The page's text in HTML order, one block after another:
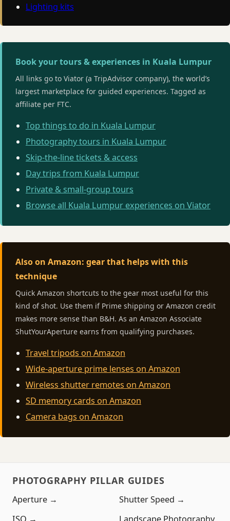
Lighting kits
Book your tours & experiences in Kuala Lumpur
All links go to Viator (a TripAdvisor company), the world’s
largest marketplace for guided experiences. Tagged as
affiliate per FTC.
Top things to do in Kuala Lumpur
Photography tours in Kuala Lumpur
Skip-the-line tickets & access
Day trips from Kuala Lumpur
Private & small-group tours
Browse all Kuala Lumpur experiences on Viator
Also on Amazon: gear that helps with this
technique
Quick Amazon shortcuts to the gear most useful for this
kind of shot. Use them if Prime shipping or Amazon credit
makes more sense than B&H. As an Amazon Associate
ShutYourAperture earns from qualifying purchases.
Travel tripods on Amazon
Wide-aperture prime lenses on Amazon
Wireless shutter remotes on Amazon
SD memory cards on Amazon
Camera bags on Amazon
PHOTOGRAPHY PILLAR GUIDES
Aperture →
Shutter Speed →